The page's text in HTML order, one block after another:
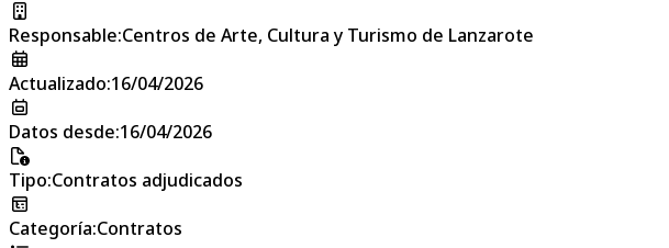
Responsable:Centros de Arte, Cultura y Turismo de Lanzarote
Actualizado:16/04/2026
Datos desde:16/04/2026
Tipo:Contratos adjudicados
Categoría:Contratos